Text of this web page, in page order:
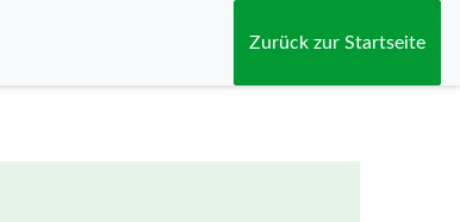
Zurück zur Startseite